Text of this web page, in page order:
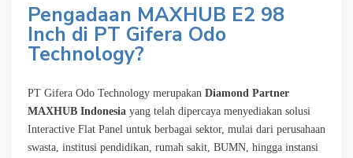
Pengadaan MAXHUB E2 98
Inch di PT Gifera Odo
Technology?
PT Gifera Odo Technology merupakan Diamond Partner
MAXHUB Indonesia yang telah dipercaya menyediakan solusi
Interactive Flat Panel untuk berbagai sektor, mulai dari perusahaan
swasta, institusi pendidikan, rumah sakit, BUMN, hingga instansi